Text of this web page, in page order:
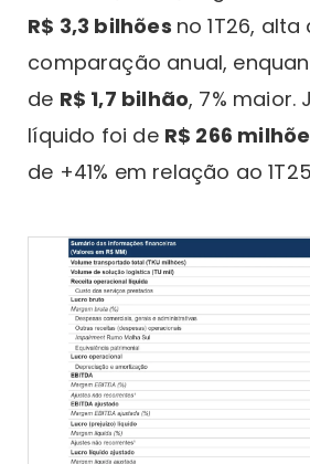
R$ 3,3 bilhões no 1T26, alta
comparação anual,
de R$ 1,7 bilhão, 7% maior.
líquido foi de R$ 266
de +41% em relação ao